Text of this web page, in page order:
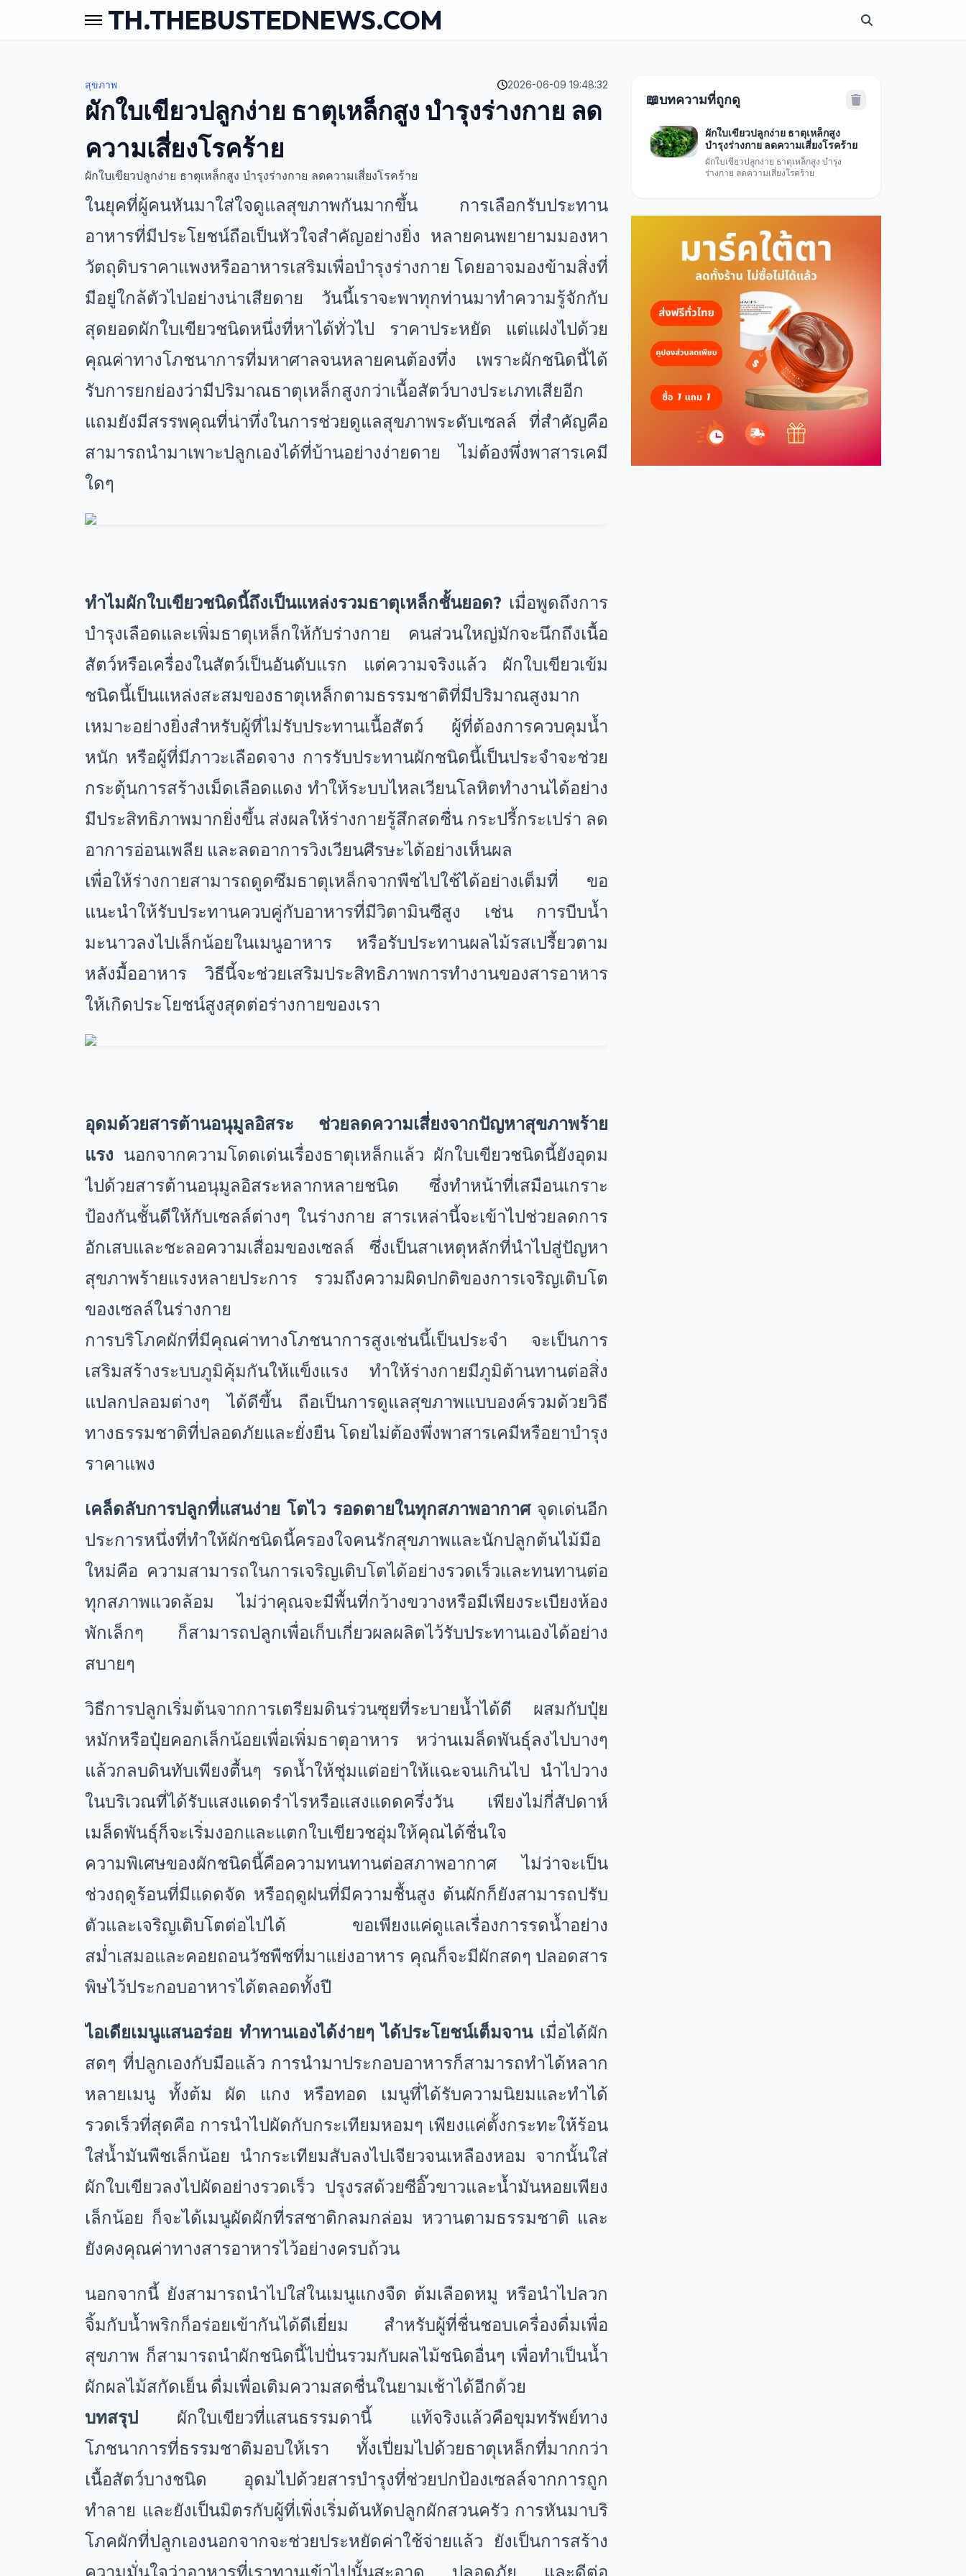
TH.THEBUSTEDNEWS.COM
สุขภาพ 2026-06-09 19:48:32
ผักใบเขียวปลูกง่าย ธาตุเหล็กสูง บำรุงร่างกาย ลด
ความเสี่ยงโรคร้าย
ผักใบเขียวปลูกง่าย ธาตุเหล็กสูง บำรุงร่างกาย ลดความเสี่ยงโรคร้าย
ในยุคที่ผู้คนหันมาใส่ใจดูแลสุขภาพกันมากขึ้น การเลือกรับประทาน
อาหารที่มีประโยชน์ถือเป็นหัวใจสำคัญอย่างยิ่ง หลายคนพยายามมองหา
วัตถุดิบราคาแพงหรืออาหารเสริมเพื่อบำรุงร่างกาย โดยอาจมองข้ามสิ่งที่
มีอยู่ใกล้ตัวไปอย่างน่าเสียดาย วันนี้เราจะพาทุกท่านมาทำความรู้จักกับ
สุดยอดผักใบเขียวชนิดหนึ่งที่หาได้ทั่วไป ราคาประหยัด แต่แฝงไปด้วย
คุณค่าทางโภชนาการที่มหาศาลจนหลายคนต้องทึ่ง เพราะผักชนิดนี้ได้
รับการยกย่องว่ามีปริมาณธาตุเหล็กสูงกว่าเนื้อสัตว์บางประเภทเสียอีก
แถมยังมีสรรพคุณที่น่าทึ่งในการช่วยดูแลสุขภาพระดับเซลล์ ที่สำคัญคือ
สามารถนำมาเพาะปลูกเองได้ที่บ้านอย่างง่ายดาย ไม่ต้องพึ่งพาสารเคมี
ใดๆ
ทำไมผักใบเขียวชนิดนี้ถึงเป็นแหล่งรวมธาตุเหล็กชั้นยอด? เมื่อพูดถึงการ
บำรุงเลือดและเพิ่มธาตุเหล็กให้กับร่างกาย คนส่วนใหญ่มักจะนึกถึงเนื้อ
สัตว์หรือเครื่องในสัตว์เป็นอันดับแรก แต่ความจริงแล้ว ผักใบเขียวเข้ม
ชนิดนี้เป็นแหล่งสะสมของธาตุเหล็กตามธรรมชาติที่มีปริมาณสูงมาก
เหมาะอย่างยิ่งสำหรับผู้ที่ไม่รับประทานเนื้อสัตว์ ผู้ที่ต้องการควบคุมน้ำ
หนัก หรือผู้ที่มีภาวะเลือดจาง การรับประทานผักชนิดนี้เป็นประจำจะช่วย
กระตุ้นการสร้างเม็ดเลือดแดง ทำให้ระบบไหลเวียนโลหิตทำงานได้อย่าง
มีประสิทธิภาพมากยิ่งขึ้น ส่งผลให้ร่างกายรู้สึกสดชื่น กระปรี้กระเปร่า ลด
อาการอ่อนเพลีย และลดอาการวิงเวียนศีรษะได้อย่างเห็นผล
เพื่อให้ร่างกายสามารถดูดซึมธาตุเหล็กจากพืชไปใช้ได้อย่างเต็มที่ ขอ
แนะนำให้รับประทานควบคู่กับอาหารที่มีวิตามินซีสูง เช่น การบีบน้ำ
มะนาวลงไปเล็กน้อยในเมนูอาหาร หรือรับประทานผลไม้รสเปรี้ยวตาม
หลังมื้ออาหาร วิธีนี้จะช่วยเสริมประสิทธิภาพการทำงานของสารอาหาร
ให้เกิดประโยชน์สูงสุดต่อร่างกายของเรา
อุดมด้วยสารต้านอนุมูลอิสระ ช่วยลดความเสี่ยงจากปัญหาสุขภาพร้าย
แรง นอกจากความโดดเด่นเรื่องธาตุเหล็กแล้ว ผักใบเขียวชนิดนี้ยังอุดม
ไปด้วยสารต้านอนุมูลอิสระหลากหลายชนิด ซึ่งทำหน้าที่เสมือนเกราะ
ป้องกันชั้นดีให้กับเซลล์ต่างๆ ในร่างกาย สารเหล่านี้จะเข้าไปช่วยลดการ
อักเสบและชะลอความเสื่อมของเซลล์ ซึ่งเป็นสาเหตุหลักที่นำไปสู่ปัญหา
สุขภาพร้ายแรงหลายประการ รวมถึงความผิดปกติของการเจริญเติบโต
ของเซลล์ในร่างกาย
การบริโภคผักที่มีคุณค่าทางโภชนาการสูงเช่นนี้เป็นประจำ จะเป็นการ
เสริมสร้างระบบภูมิคุ้มกันให้แข็งแรง ทำให้ร่างกายมีภูมิต้านทานต่อสิ่ง
แปลกปลอมต่างๆ ได้ดีขึ้น ถือเป็นการดูแลสุขภาพแบบองค์รวมด้วยวิธี
ทางธรรมชาติที่ปลอดภัยและยั่งยืน โดยไม่ต้องพึ่งพาสารเคมีหรือยาบำรุง
ราคาแพง
เคล็ดลับการปลูกที่แสนง่าย โตไว รอดตายในทุกสภาพอากาศจุดเด่นอีก
ประการหนึ่งที่ทำให้ผักชนิดนี้ครองใจคนรักสุขภาพและนักปลูกต้นไม้มือ
ใหม่คือ ความสามารถในการเจริญเติบโตได้อย่างรวดเร็วและทนทานต่อ
ทุกสภาพแวดล้อม ไม่ว่าคุณจะมีพื้นที่กว้างขวางหรือมีเพียงระเบียงห้อง
พักเล็กๆ ก็สามารถปลูกเพื่อเก็บเกี่ยวผลผลิตไว้รับประทานเองได้อย่าง
สบายๆ
วิธีการปลูกเริ่มต้นจากการเตรียมดินร่วนซุยที่ระบายน้ำได้ดี ผสมกับปุ๋ย
หมักหรือปุ๋ยคอกเล็กน้อยเพื่อเพิ่มธาตุอาหาร หว่านเมล็ดพันธุ์ลงไปบางๆ
แล้วกลบดินทับเพียงตื้นๆ รดน้ำให้ชุ่มแต่อย่าให้แฉะจนเกินไป นำไปวาง
ในบริเวณที่ได้รับแสงแดดรำไรหรือแสงแดดครึ่งวัน เพียงไม่กี่สัปดาห์
เมล็ดพันธุ์ก็จะเริ่มงอกและแตกใบเขียวชอุ่มให้คุณได้ชื่นใจ
ความพิเศษของผักชนิดนี้คือความทนทานต่อสภาพอากาศ ไม่ว่าจะเป็น
ช่วงฤดูร้อนที่มีแดดจัด หรือฤดูฝนที่มีความชื้นสูง ต้นผักก็ยังสามารถปรับ
ตัวและเจริญเติบโตต่อไปได้ ขอเพียงแค่ดูแลเรื่องการรดน้ำอย่าง
สม่ำเสมอและคอยถอนวัชพืชที่มาแย่งอาหาร คุณก็จะมีผักสดๆ ปลอดสาร
พิษไว้ประกอบอาหารได้ตลอดทั้งปี
ไอเดียเมนูแสนอร่อย ทำทานเองได้ง่ายๆ ได้ประโยชน์เต็มจานเมื่อได้ผัก
สดๆ ที่ปลูกเองกับมือแล้ว การนำมาประกอบอาหารก็สามารถทำได้หลาก
หลายเมนู ทั้งต้ม ผัด แกง หรือทอด เมนูที่ได้รับความนิยมและทำได้
รวดเร็วที่สุดคือ การนำไปผัดกับกระเทียมหอมๆ เพียงแค่ตั้งกระทะให้ร้อน
ใส่น้ำมันพืชเล็กน้อย นำกระเทียมสับลงไปเจียวจนเหลืองหอม จากนั้นใส่
ผักใบเขียวลงไปผัดอย่างรวดเร็ว ปรุงรสด้วยซีอิ๊วขาวและน้ำมันหอยเพียง
เล็กน้อย ก็จะได้เมนูผัดผักที่รสชาติกลมกล่อม หวานตามธรรมชาติ และ
ยังคงคุณค่าทางสารอาหารไว้อย่างครบถ้วน
นอกจากนี้ ยังสามารถนำไปใส่ในเมนูแกงจืด ต้มเลือดหมู หรือนำไปลวก
จิ้มกับน้ำพริกก็อร่อยเข้ากันได้ดีเยี่ยม สำหรับผู้ที่ชื่นชอบเครื่องดื่มเพื่อ
สุขภาพ ก็สามารถนำผักชนิดนี้ไปปั่นรวมกับผลไม้ชนิดอื่นๆ เพื่อทำเป็นน้ำ
ผักผลไม้สกัดเย็น ดื่มเพื่อเติมความสดชื่นในยามเช้าได้อีกด้วย
บทสรุป ผักใบเขียวที่แสนธรรมดานี้ แท้จริงแล้วคือขุมทรัพย์ทาง
โภชนาการที่ธรรมชาติมอบให้เรา ทั้งเปี่ยมไปด้วยธาตุเหล็กที่มากกว่า
เนื้อสัตว์บางชนิด อุดมไปด้วยสารบำรุงที่ช่วยปกป้องเซลล์จากการถูก
ทำลาย และยังเป็นมิตรกับผู้ที่เพิ่งเริ่มต้นหัดปลูกผักสวนครัว การหันมาบริ
โภคผักที่ปลูกเองนอกจากจะช่วยประหยัดค่าใช้จ่ายแล้ว ยังเป็นการสร้าง
ความมั่นใจว่าอาหารที่เราทานเข้าไปนั้นสะอาด ปลอดภัย และดีต่อ
📖บทความที่ถูกดู
ผักใบเขียวปลูกง่าย ธาตุเหล็กสูง
บำรุงร่างกาย ลดความเสี่ยงโรคร้าย
ผักใบเขียวปลูกง่าย ธาตุเหล็กสูง บำรุง
ร่างกาย ลดความเสี่ยงโรคร้าย